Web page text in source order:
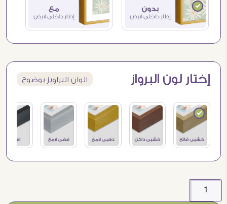
إختار لون البرواز الوان البراويز بوضوح